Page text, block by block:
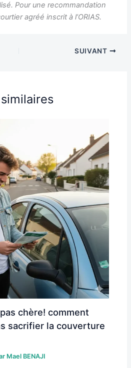
Pour une recommandation
agréé inscrit à l’ORIAS.
SUIVANT
chère! comment
sacrifier la couverture
Mael BENAJI